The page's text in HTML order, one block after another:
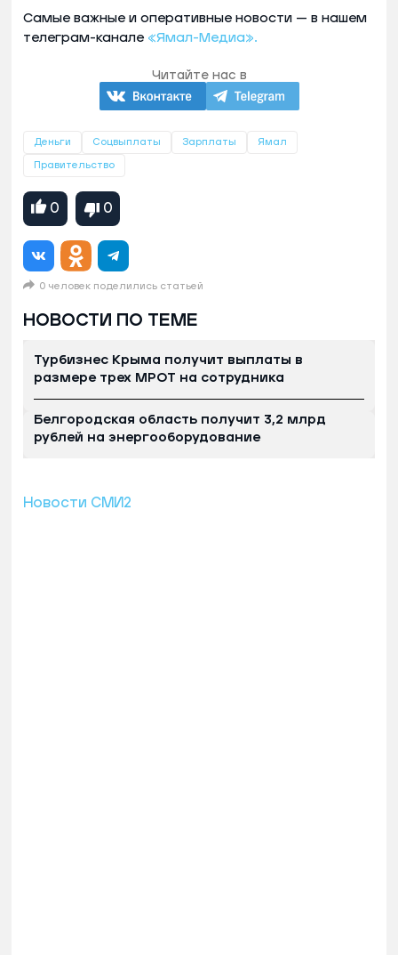
Самые важные и оперативные новости — в нашем
телеграм-канале «Ямал-Медиа».
Читайте нас в
Деньги Соцвыплаты Зарплаты Ямал
Правительство
0 0
0 человек поделились статьей
НОВОСТИ ПО ТЕМЕ
Турбизнес Крыма получит выплаты в
размере трех МРОТ на сотрудника
Белгородская область получит 3,2 млрд
рублей на энергооборудование
Новости СМИ2